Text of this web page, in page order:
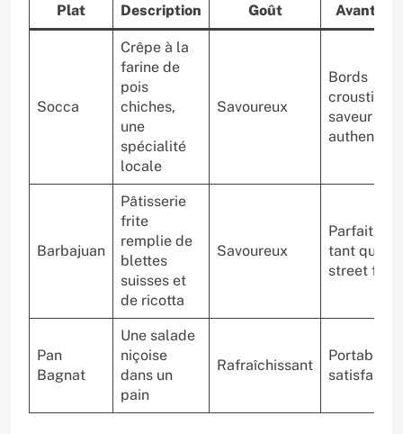
Plat Description Goût
Socca
Crêpe à la
farine de
pois
chiches,
une
spécialité
locale
Savoureux
Bords
saveur
Barbajuan
Pâtisserie
frite
remplie de
blettes
suisses et
de ricotta
Savoureux
Parfait en
tant que
street food
Pan
Bagnat
Une salade
niçoise
dans un
pain
Rafraîchissant
Portable et